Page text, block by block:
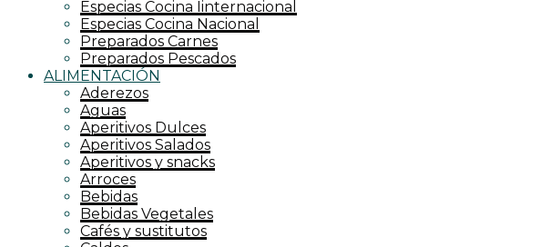
Especias Cocina Iinternacional
Especias Cocina Nacional
Preparados Carnes
Preparados Pescados
ALIMENTACIÓN
Aderezos
Aguas
Aperitivos Dulces
Aperitivos Salados
Aperitivos y snacks
Arroces
Bebidas
Bebidas Vegetales
Cafés y sustitutos